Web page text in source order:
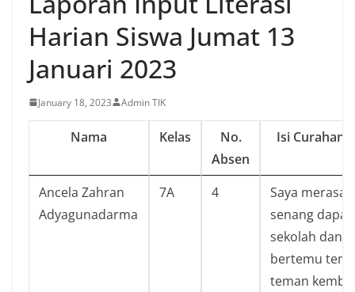
Harian Siswa Jumat 13
Januari 2023
January 18, 2023 Admin TIK
Nama Kelas
No.
Absen
Isi Curahan
Ancela Zahran
Adyagunadarma
7A 4
Saya merasa
senang dapat
sekolah dan
bertemu
teman